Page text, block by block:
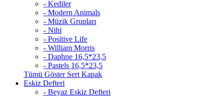
- Kediler
- Modern Animals
- Müzik Grupları
- Nihi
- Positive Life
- William Morris
- Daphne 16,5*23,5
- Pastels 16,5*23,5
Tümü Göster Sert Kapak
Eskiz Defteri
- Beyaz Eskiz Defteri